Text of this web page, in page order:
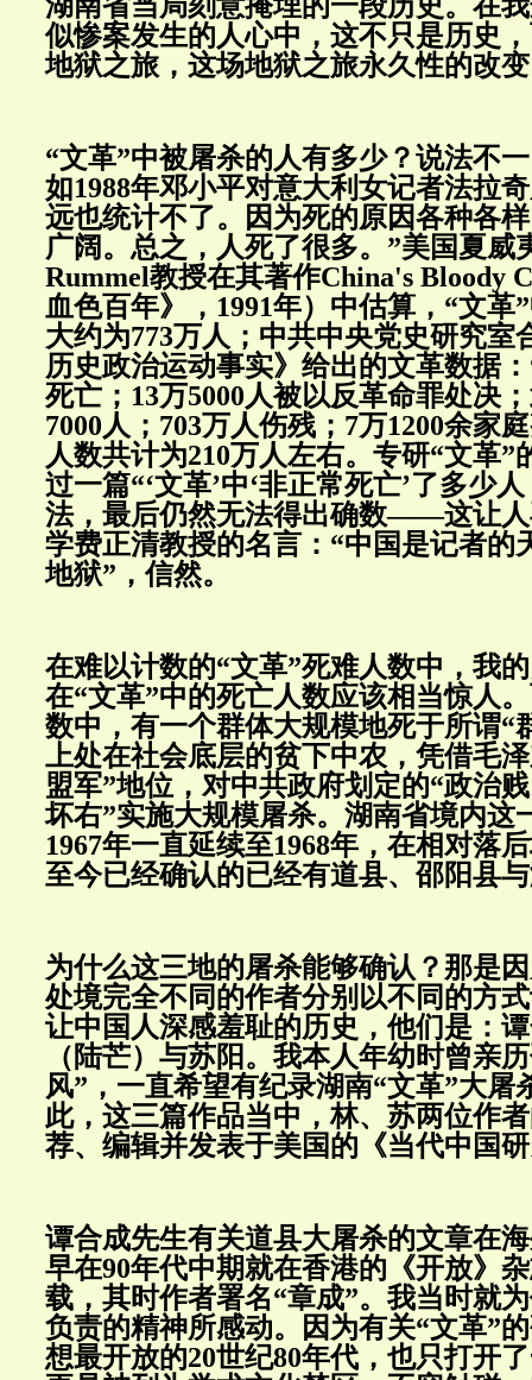
似惨案发生的人心中，这不只是历史
地狱之旅，这场地狱之旅永久性的改
“文革”中被屠杀的人有多少？说法不
如1988年邓小平对意大利女记者法拉
远也统计不了。因为死的原因各种各
广阔。总之，人死了很多。”美国夏威
Rummel教授在其著作China's Bloody
血色百年》，1991年）中估算，“文革
大约为773万人；中共中央党史研究室
历史政治运动事实》给出的文革数据：
死亡；13万5000人被以反革命罪处决
7000人；703万人伤残；7万1200余家
人数共计为210万人左右。专研“文革”
过一篇“‘文革’中‘非正常死亡’了多少
法，最后仍然无法得出确数——这让
学费正清教授的名言：“中国是记者的
地狱”，信然。
在难以计数的“文革”死难人数中，我
在“文革”中的死亡人数应该相当惊人
数中，有一个群体大规模地死于所谓“
上处在社会底层的贫下中农，凭借毛
盟军”地位，对中共政府划定的“政治
坏右”实施大规模屠杀。湖南省境内这
1967年一直延续至1968年，在相对落
至今已经确认的已经有道县、邵阳县
为什么这三地的屠杀能够确认？那是
处境完全不同的作者分别以不同的方
让中国人深感羞耻的历史，他们是：
（陆芒）与苏阳。我本人年幼时曾亲
风”，一直希望有纪录湖南“文革”大屠
此，这三篇作品当中，林、苏两位作
荐、编辑并发表于美国的《当代中国
谭合成先生有关道县大屠杀的文章在
早在90年代中期就在香港的《开放》
载，其时作者署名“章成”。我当时就
负责的精神所感动。因为有关“文革”
想最开放的20世纪80年代，也只打开